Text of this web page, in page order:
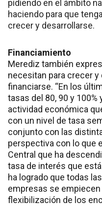
pidiendo en el ámbito
haciendo para que
crecer y desarrollarse.
Financiamiento
Merediz también
necesitan para crecer
financiarse. “En los
tasas del 80, 90 y 100%
actividad económica
con un nivel de tasa
conjunto con las
perspectiva con lo que
Central que ha
tasa de interés que
ha logrado que todas
empresas se empiecen
flexibilización de los